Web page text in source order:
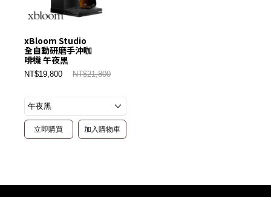
xBloom Studio
全自動研磨手沖咖
啡機 午夜黑
NT$19,800 NT$21,800
立即購買 加入購物車